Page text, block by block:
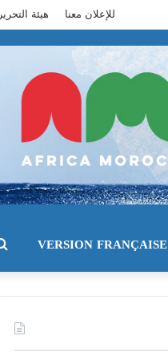
للإعلان معنا هيئة التحرير
VERSION FRANÇAISE